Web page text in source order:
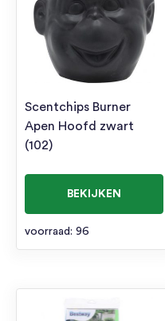
Scentchips Burner
Apen Hoofd zwart
(102)
BEKIJKEN
voorraad: 96